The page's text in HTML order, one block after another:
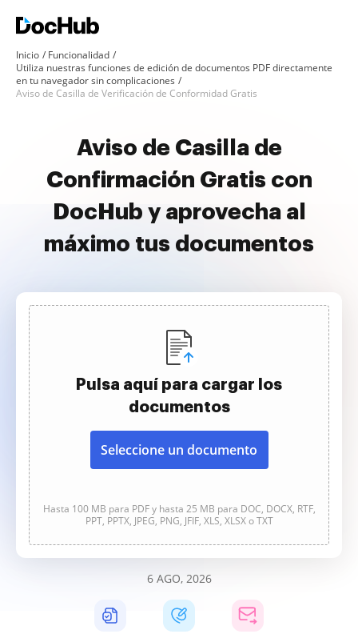
Inicio
Funcionalidad
Utiliza nuestras funciones de edición de documentos PDF directamente
en tu navegador sin complicaciones
Aviso de Casilla de Verificación de Conformidad Gratis
Aviso de Casilla de
Confirmación Gratis con
DocHub y aprovecha al
máximo tus documentos
Pulsa aquí para cargar los
documentos
Seleccione un documento
Hasta 100 MB para PDF y hasta 25 MB para DOC, DOCX, RTF,
PPT, PPTX, JPEG, PNG, JFIF, XLS, XLSX o TXT
6 AGO, 2026